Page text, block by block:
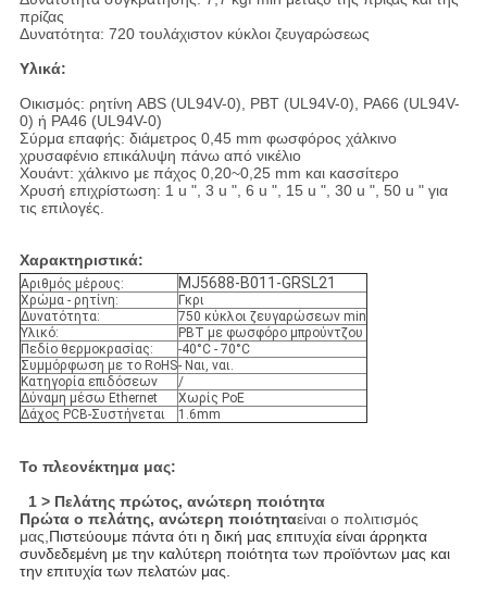
πρίζας
Δυνατότητα: 720 τουλάχιστον κύκλοι ζευγαρώσεως
Υλικά:
Οικισμός: ρητίνη ABS (UL94V-0), PBT (UL94V-0), PA66 (UL94V-
0) ή PA46 (UL94V-0)
Σύρμα επαφής: διάμετρος 0,45 mm φωσφόρος χάλκινο
χρυσαφένιο επικάλυψη πάνω από νικέλιο
Χουάντ: χάλκινο με πάχος 0,20~0,25 mm και κασσίτερο
Χρυσή επιχρίστωση: 1 u ", 3 u ", 6 u ", 15 u ", 30 u ", 50 u " για
τις επιλογές.
Χαρακτηριστικά:
Αριθμός μέρους: MJ5688-B011-GRSL21
Χρώμα - ρητίνη:
Γκρι
Δυνατότητα:
750 κύκλοι ζευγαρώσεων min
Υλικό:
PBT με φωσφόρο μπρούντζου
Πεδίο θερμοκρασίας:
-40°C - 70°C
Συμμόρφωση με το RoHS- Ναι, ναι.
Κατηγορία επιδόσεων
/
Δύναμη μέσω Ethernet
Χωρίς PoE
Δάχος PCB-Συστήνεται
1.6mm
Το πλεονέκτημα μας:
1 > Πελάτης πρώτος, ανώτερη ποιότητα
Πρώτα ο πελάτης, ανώτερη ποιότηταείναι ο πολιτισμός
μας,Πιστεύουμε πάντα ότι η δική μας επιτυχία είναι άρρηκτα
συνδεδεμένη με την καλύτερη ποιότητα των προϊόντων μας και
την επιτυχία των πελατών μας.